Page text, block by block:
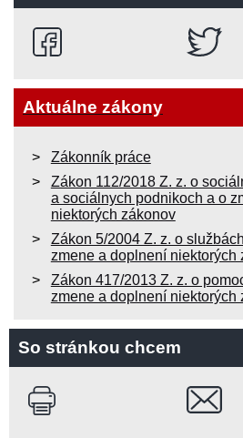
Aktuálne zákony
Zákonník práce
Zákon 112/2018 Z. z. o
a sociálnych podnikoch a o
niektorých zákonov
Zákon 5/2004 Z. z. o
zmene a doplnení niektorých
Zákon 417/2013 Z. z. o
zmene a doplnení niektorých
So stránkou chcem